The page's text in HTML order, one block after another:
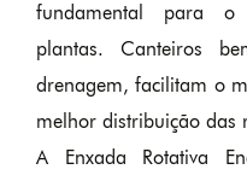
fundamental para o
plantas. Canteiros
drenagem, facilitam o
melhor distribuição das
A Enxada Rotativa